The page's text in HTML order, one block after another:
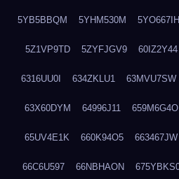
5YB5BBQM 5YHM530M 5YO667IH
5Z1VP9TD 5ZYFJGV9 60IZ2Y44
6316UU0I 634ZKLU1 63MVU7SW
63X60DYM 64996J11 659M6G4O
65UV4E1K 660K94O5 663467JW
66C6U597 66NBHAON